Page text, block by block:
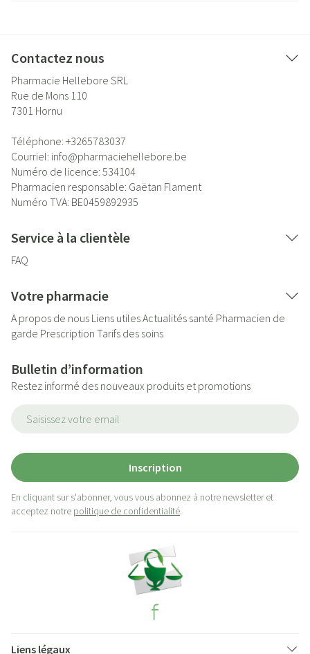
Contactez nous
Pharmacie Hellebore SRL
Rue de Mons 110
7301 Hornu
Téléphone: +3265783037
Courriel: info@pharmaciehellebore.be
Numéro de licence: 534104
Pharmacien responsable: Gaëtan Flament
Numéro TVA: BE0459892935
Service à la clientèle
FAQ
Votre pharmacie
A propos de nous Liens utilesActualités santé Pharmacien de
garde Prescription Tarifs des soins
Bulletin d’information
Restez informé des nouveaux produits et promotions
Inscription
En cliquant sur s'abonner, vous vous abonnez à notre newsletter et
acceptez notre politique de confidentialité.
Liens légaux